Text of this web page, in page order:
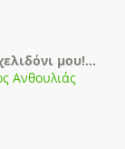
μου!...
Ανθουλιάς